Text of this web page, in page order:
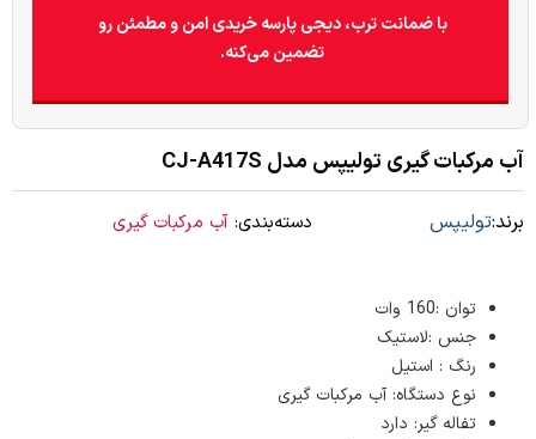
با ضمانت ترب، دیجی پارسه خریدی امن و مطمئن رو
تضمین می‌کنه.
آب مرکبات گیری تولیپس مدل CJ-A417S
برند:تولیپس دسته‌بندی: آب مرکبات گیری
توان :160 وات
جنس :لاستیک
رنگ : استیل
نوع دستگاه: آب مرکبات گیری
تفاله گیر: دارد